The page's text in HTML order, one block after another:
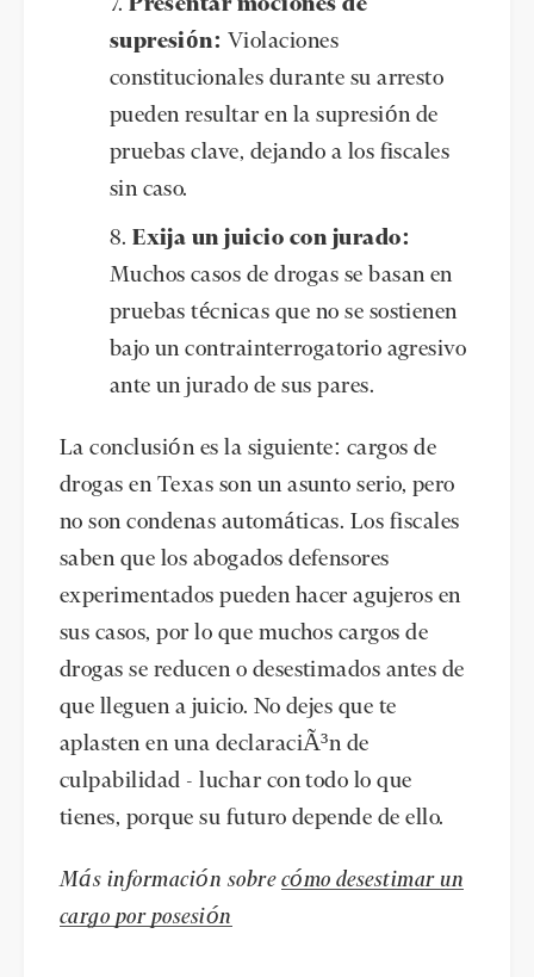
Presentar mociones de
supresión: Violaciones
constitucionales durante su arresto
pueden resultar en la supresión de
pruebas clave, dejando a los fiscales
sin caso.
Exija un juicio con jurado:
Muchos casos de drogas se basan en
pruebas técnicas que no se sostienen
bajo un contrainterrogatorio agresivo
ante un jurado de sus pares.
La conclusión es la siguiente: cargos de
drogas en Texas son un asunto serio, pero
no son condenas automáticas. Los fiscales
saben que los abogados defensores
experimentados pueden hacer agujeros en
sus casos, por lo que muchos cargos de
drogas se reducen o desestimados antes de
que lleguen a juicio. No dejes que te
aplasten en una declaraciÃ³n de
culpabilidad - luchar con todo lo que
tienes, porque su futuro depende de ello.
Más información sobre cómo desestimar un
cargo por posesión